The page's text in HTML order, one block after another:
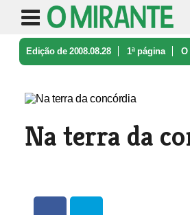
Edição de 2008.08.28 1ª página O
Na terra da